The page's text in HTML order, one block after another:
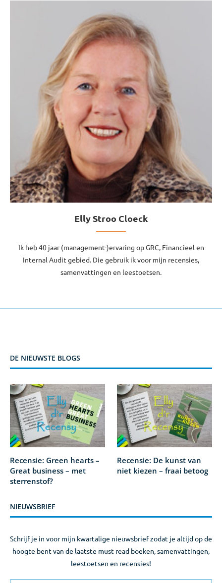
Elly Stroo Cloeck
Ik heb 40 jaar (management-)ervaring op GRC, Financieel en
Internal Audit gebied. Die gebruik ik voor mijn recensies,
samenvattingen en leestoetsen.
DE NIEUWSTE BLOGS
Recensie: Green hearts –
Great business – met
sterrenstof?
Recensie: De kunst van
niet kiezen – fraai betoog
NIEUWSBRIEF
Schrijf je in voor mijn kwartalige nieuwsbrief zodat je altijd op de
hoogte bent van de laatste must read boeken, samenvattingen,
leestoetsen en recensies!